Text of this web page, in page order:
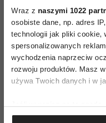
Wraz z naszymi 1022
osobiste dane, np. adres
technologii jak pliki cookie,
spersonalizowanych
wychodzenia naprzeciw
rozwoju produktów. Masz
używa Twoich danych i w
Gromadzić dane